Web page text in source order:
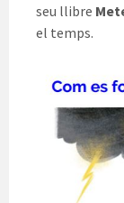
seu llibre
el temps.